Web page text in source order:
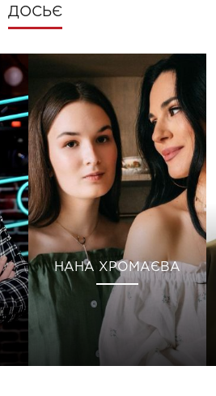
ДОСЬЄ
НАНА ХРОМАЄВА